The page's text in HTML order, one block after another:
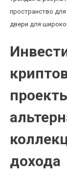
пространство
двери для
дохода